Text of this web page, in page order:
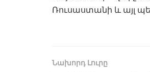
Ռուսաստանի և այլ
Նախորդ Լուրը